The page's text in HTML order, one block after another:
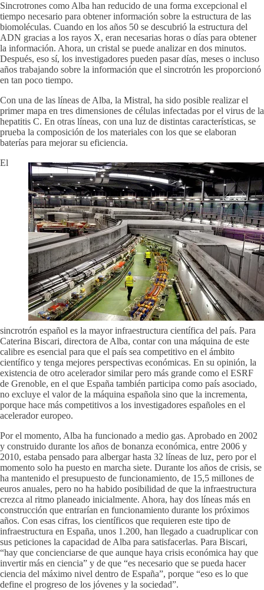
Sincrotrones como Alba han reducido de una forma excepcional el
tiempo necesario para obtener información sobre la estructura de las
biomoléculas. Cuando en los años 50 se descubrió la estructura del
ADN gracias a los rayos X, eran necesarias horas o días para obtener
la información. Ahora, un cristal se puede analizar en dos minutos.
Después, eso sí, los investigadores pueden pasar días, meses o incluso
años trabajando sobre la información que el sincrotrón les proporcionó
en tan poco tiempo.
Con una de las líneas de Alba, la Mistral, ha sido posible realizar el
primer mapa en tres dimensiones de células infectadas por el virus de la
hepatitis C. En otras líneas, con una luz de distintas características, se
prueba la composición de los materiales con los que se elaboran
baterías para mejorar su eficiencia.
El
sincrotrón español es la mayor infraestructura científica del país. Para
Caterina Biscari, directora de Alba, contar con una máquina de este
calibre es esencial para que el país sea competitivo en el ámbito
científico y tenga mejores perspectivas económicas. En su opinión, la
existencia de otro acelerador similar pero más grande como el ESRF
de Grenoble, en el que España también participa como país asociado,
no excluye el valor de la máquina española sino que la incrementa,
porque hace más competitivos a los investigadores españoles en el
acelerador europeo.
Por el momento, Alba ha funcionado a medio gas. Aprobado en 2002
y construido durante los años de bonanza económica, entre 2006 y
2010, estaba pensado para albergar hasta 32 líneas de luz, pero por el
momento solo ha puesto en marcha siete. Durante los años de crisis, se
ha mantenido el presupuesto de funcionamiento, de 15,5 millones de
euros anuales, pero no ha habido posibilidad de que la infraestructura
crezca al ritmo planeado inicialmente. Ahora, hay dos líneas más en
construcción que entrarían en funcionamiento durante los próximos
años. Con esas cifras, los científicos que requieren este tipo de
infraestructura en España, unos 1.200, han llegado a cuadruplicar con
sus peticiones la capacidad de Alba para satisfacerlas. Para Biscari,
“hay que concienciarse de que aunque haya crisis económica hay que
invertir más en ciencia” y de que “es necesario que se pueda hacer
ciencia del máximo nivel dentro de España”, porque “eso es lo que
define el progreso de los jóvenes y la sociedad”.